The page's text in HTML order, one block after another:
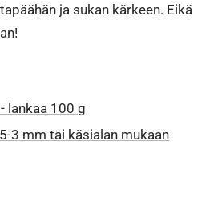
ja sukan kärkeen. Eikä
lankaa 100 g
3 mm tai käsialan mukaan